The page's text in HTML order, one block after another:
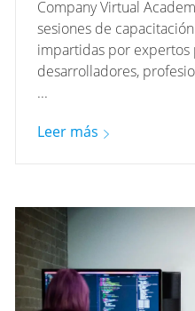
Company Virtual
sesiones de
impartidas por expertos
desarrolladores,
...
Leer más